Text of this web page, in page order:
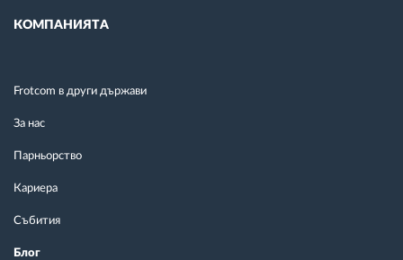
КОМПАНИЯТА
Frotcom в други държави
За нас
Парньорство
Кариера
Събития
Блог